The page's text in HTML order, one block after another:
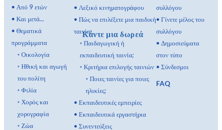
Κάντε μια δωρεά
• Από 9 ετών
• Και μετά...
• Θεματικά
προγράμματα
◦ Οικολογία
◦ Ηθική και αγωγή
του πολίτη
◦ Φιλία
◦ Χορός και
χορογραφία
◦ Ζώα
• Λεξικό κινηματογράφου
• Πώς να επιλέξετε μια παιδική
ταινία;
◦ Παιδαγωγική ή
εκπαιδευτική ταινία;
◦ Κριτήρια επιλογής ταινιών
◦ Ποιες ταινίες για ποιες
ηλικίες;
• Εκπαιδευτικές εμπειρίες
• Εκπαιδευτικά εργαστήρια
• Συνεντεύξεις
συλλόγου
•Γίνετε μέλος του
συλλόγου
•Δημοσιεύματα
στον τύπο
•Σύνδεσμοι
FAQ